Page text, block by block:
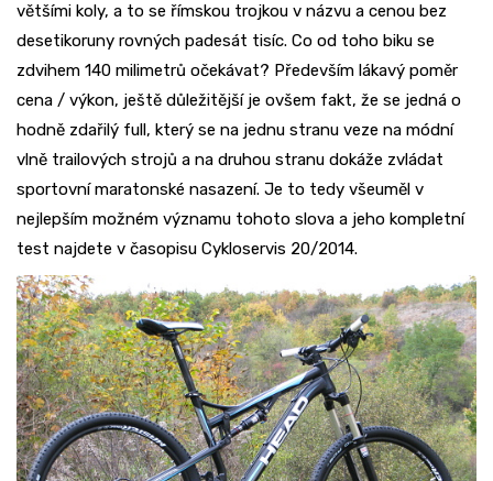
většími koly, a to se římskou trojkou v názvu a cenou bez
desetikoruny rovných padesát tisíc. Co od toho biku se
zdvihem 140 milimetrů očekávat? Především lákavý poměr
cena / výkon, ještě důležitější je ovšem fakt, že se jedná o
hodně zdařilý full, který se na jednu stranu veze na módní
vlně trailových strojů a na druhou stranu dokáže zvládat
sportovní maratonské nasazení. Je to tedy všeuměl v
nejlepším možném významu tohoto slova a jeho kompletní
test najdete v časopisu Cykloservis 20/2014.